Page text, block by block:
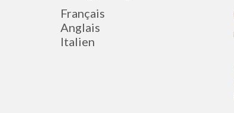
Français
Anglais
Italien